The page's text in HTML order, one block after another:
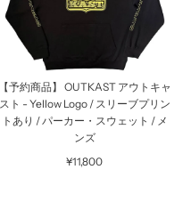
【予約商品】 OUTKAST アウトキャ
スト - Yellow Logo / スリーブプリン
トあり / パーカー・スウェット / メ
ンズ
¥11,800